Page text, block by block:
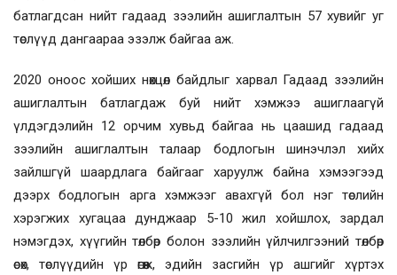
батлагдсан нийт гадаад зээлийн ашиглалтын 57 хувийг уг
төслүүд дангаараа эзэлж байгаа аж.
2020 оноос хойших нөхцөл байдлыг харвал Гадаад зээлийн
ашиглалтын батлагдаж буй нийт хэмжээ ашиглаагүй
үлдэгдэлийн 12 орчим хувьд байгаа нь цаашид гадаад
зээлийн ашиглалтын талаар бодлогын шинэчлэл хийх
зайлшгүй шаардлага байгааг харуулж байна хэмээгээд
дээрх бодлогын арга хэмжээг авахгүй бол нэг төслийн
хэрэгжих хугацаа дунджаар 5-10 жил хойшлох, зардал
нэмэгдэх, хүүгийн төлбөр болон зээлийн үйлчилгээний төлбөр
өсөх, төслүүдийн үр өгөөж, эдийн засгийн үр ашгийг хүртэх